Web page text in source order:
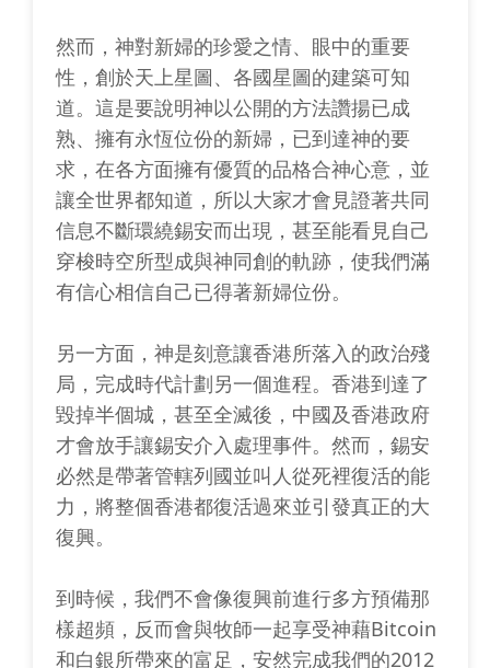
然而，神對新婦的珍愛之情、眼中的重要
性，創於天上星圖、各國星圖的建築可知
道。這是要說明神以公開的方法讚揚已成
熟、擁有永恆位份的新婦，已到達神的要
求，在各方面擁有優質的品格合神心意，並
讓全世界都知道，所以大家才會見證著共同
信息不斷環繞錫安而出現，甚至能看見自己
穿梭時空所型成與神同創的軌跡，使我們滿
有信心相信自己已得著新婦位份。
另一方面，神是刻意讓香港所落入的政治殘
局，完成時代計劃另一個進程。香港到達了
毀掉半個城，甚至全滅後，中國及香港政府
才會放手讓錫安介入處理事件。然而，錫安
必然是帶著管轄列國並叫人從死裡復活的能
力，將整個香港都復活過來並引發真正的大
復興。
到時候，我們不會像復興前進行多方預備那
樣超頻，反而會與牧師一起享受神藉Bitcoin
和白銀所帶來的富足，安然完成我們的2012